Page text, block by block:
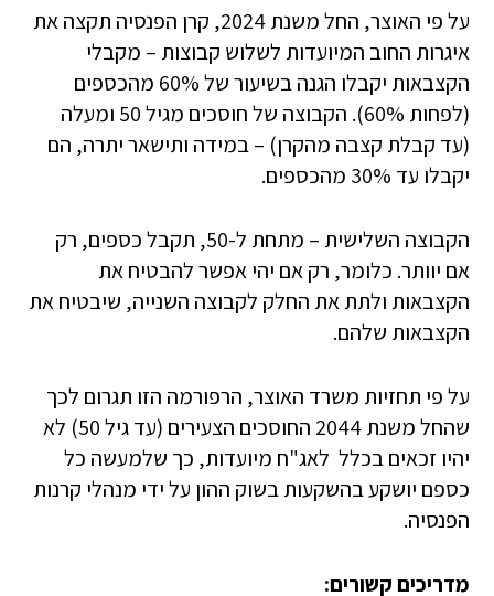
על פי האוצר, החל משנת 2024, קרן הפנסיה תקצה את
איגרות החוב המיועדות לשלוש קבוצות – מקבלי
הקצבאות יקבלו הגנה בשיעור של 60% מהכספים
(לפחות 60%). הקבוצה של חוסכים מגיל 50 ומעלה
(עד קבלת קצבה מהקרן) – במידה ותישאר יתרה, הם
יקבלו עד 30% מהכספים.
הקבוצה השלישית – מתחת ל-50, תקבל כספים, רק
אם יוותר. כלומר, רק אם יהי אפשר להבטיח את
הקצבאות ולתת את החלק לקבוצה השנייה, שיבטיח את
הקצבאות שלהם.
על פי תחזיות משרד האוצר, הרפורמה הזו תגרום לכך
שהחל משנת 2044 החוסכים הצעירים (עד גיל 50) לא
יהיו זכאים בכלל לאג"ח מיועדות, כך שלמעשה כל
כספם יושקע בהשקעות בשוק ההון על ידי מנהלי קרנות
הפנסיה.
מדריכים קשורים: